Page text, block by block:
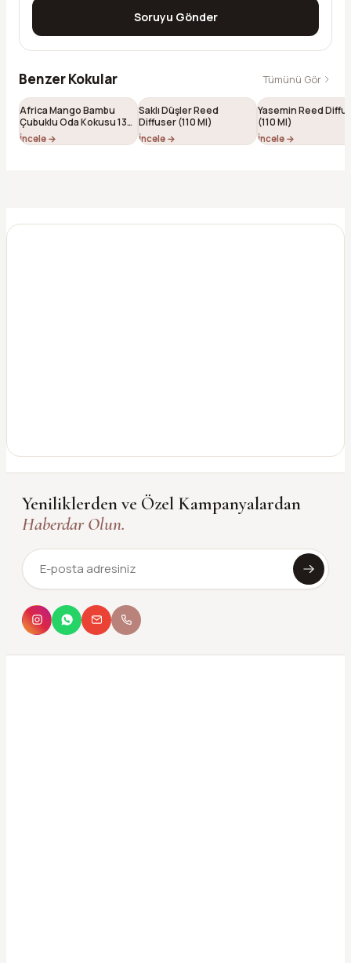
Soruyu Gönder
Benzer Kokular Tümünü Gör
Africa Mango Bambu
Çubuklu Oda Kokusu 130
ml
İncele →
Saklı Düşler Reed
Diffuser (110 Ml)
İncele →
Yasemin Reed
(110 Ml)
İncele →
Yeniliklerden ve Özel Kampanyalardan
Haberdar Olun.